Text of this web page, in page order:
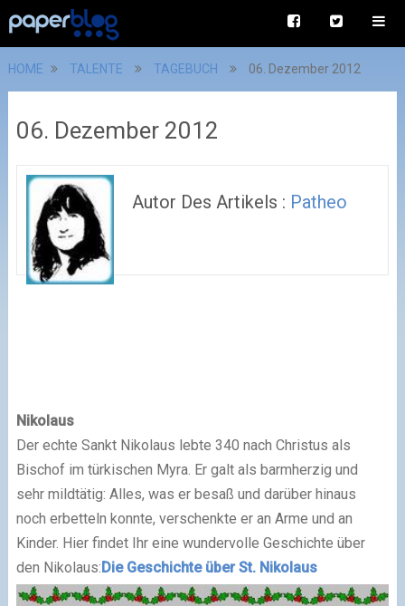
HOME TALENTE TAGEBUCH 06. Dezember 2012
06. Dezember 2012
Autor Des Artikels : Patheo
Nikolaus
Der echte Sankt Nikolaus lebte 340 nach Christus als
Bischof im türkischen Myra. Er galt als barmherzig und
sehr mildtätig: Alles, was er besaß und darüber hinaus
noch erbetteln konnte, verschenkte er an Arme und an
Kinder. Hier findet Ihr eine wundervolle Geschichte über
den Nikolaus:Die Geschichte über St. Nikolaus